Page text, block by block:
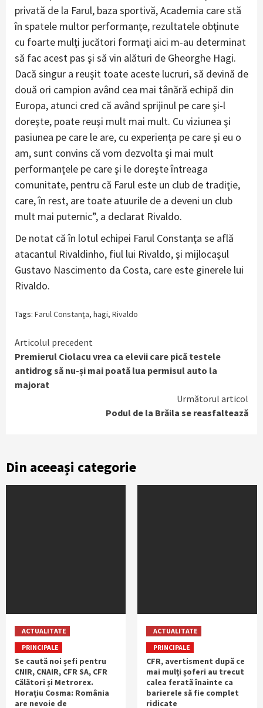
privată de la Farul, baza sportivă, Academia care stă
în spatele multor performanţe, rezultatele obţinute
cu foarte mulţi jucători formaţi aici m-au determinat
să fac acest pas şi să vin alături de Gheorghe Hagi.
Dacă singur a reuşit toate aceste lucruri, să devină de
două ori campion având cea mai tânără echipă din
Europa, atunci cred că având sprijinul pe care şi-l
doreşte, poate reuşi mult mai mult. Cu viziunea şi
pasiunea pe care le are, cu experienţa pe care şi eu o
am, sunt convins că vom dezvolta şi mai mult
performanţele pe care şi le doreşte întreaga
comunitate, pentru că Farul este un club de tradiţie,
care, în rest, are toate atuurile de a deveni un club
mult mai puternic”, a declarat Rivaldo.
De notat că în lotul echipei Farul Constanţa se află
atacantul Rivaldinho, fiul lui Rivaldo, şi mijlocaşul
Gustavo Nascimento da Costa, care este ginerele lui
Rivaldo.
Tags: Farul Constanţa, hagi, Rivaldo
Continue
Reading
Articolul precedent
Premierul Ciolacu vrea ca elevii care pică testele
antidrog să nu-și mai poată lua permisul auto la
majorat
Următorul articol
Podul de la Brăila se reasfaltează
Din aceeași categorie
ACTUALITATE
PRINCIPALE
Se caută noi șefi pentru
CNIR, CNAIR, CFR SA, CFR
Călători și Metrorex.
Horațiu Cosma: România
are nevoie de
ACTUALITATE
PRINCIPALE
CFR, avertisment după ce
mai mulți șoferi au trecut
calea ferată înainte ca
barierele să fie complet
ridicate